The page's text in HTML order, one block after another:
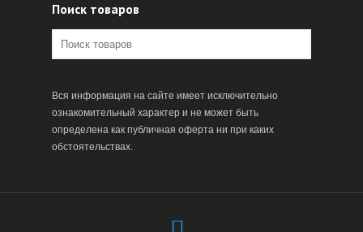
Поиск товаров
Вся информация на сайте имеет исключительно
ознакомительный характер и не может быть
определена как публичная оферта ни при каких
обстоятельствах.